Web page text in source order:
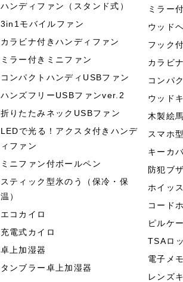
ハンディファン（スタンド式）
3in1モバイルファン
カラビナ付きハンディファン
ミラー付きミニファン
コンパクトハンディUSBファン
ハンズフリーUSBファンver.2
折りたたみネックUSBファン
LEDで光る！アクスタ付きハンデ
ィファン
ミニファン付ボールペン
スティック型氷のう（保冷・保
温）
エコカイロ
充電式カイロ
卓上加湿器
タンブラー卓上加湿器
ミラー
ウッド
フック
カラビ
コンパ
ウッド
木製絵馬
スマホ
キーカ
防犯ブ
ホイッ
コード
ピルケ
TSAロ
電子メ
レンズ